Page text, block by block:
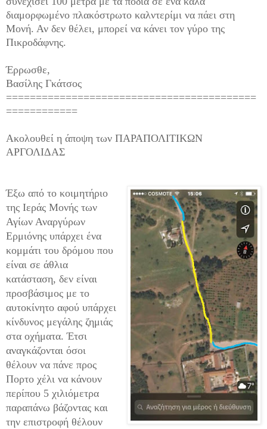
διαμορφωμένο πλακόστρωτο καλντερίμι να πάει στη
Μονή. Αν δεν θέλει, μπορεί να κάνει τον γύρο της
Πικροδάφνης.
Έρρωσθε,
Βασίλης Γκάτσος
==========================================
============
Ακολουθεί η άποψη των ΠΑΡΑΠΟΛΙΤΙΚΩΝ
ΑΡΓΟΛΙΔΑΣ
Έξω από το κοιμητήριο
της Ιεράς Μονής των
Αγίων Αναργύρων
Ερμιόνης υπάρχει ένα
κομμάτι του δρόμου που
είναι σε άθλια
κατάσταση, δεν είναι
προσβάσιμος με το
αυτοκίνητο αφού υπάρχει
κίνδυνος μεγάλης ζημιάς
στα οχήματα. Έτσι
αναγκάζονται όσοι
θέλουν να πάνε προς
Πορτο χέλι να κάνουν
περίπου 5 χιλιόμετρα
παραπάνω βάζοντας και
την επιστροφή θέλουν